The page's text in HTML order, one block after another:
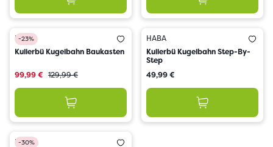
-23%
HABA
Kullerbü Kugelbahn Baukasten
99,99 € 129,99 €
HABA
Kullerbü Kugelbahn Step-By-
Step
49,99 €
-30%
HABA